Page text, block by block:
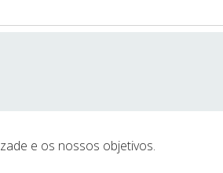
e os nossos objetivos.